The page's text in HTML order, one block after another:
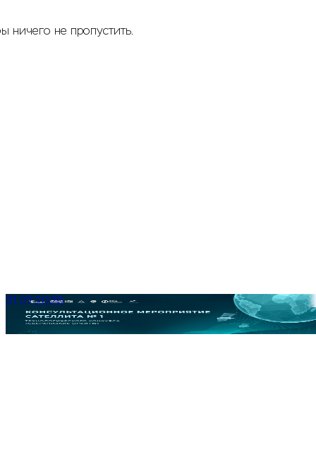
ничего не пропустить.
31.07.2026
Консультационное мероприятие для участников
Квалификационного этапа Сателлита № 1